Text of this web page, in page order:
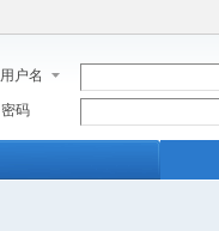
用户名
密码